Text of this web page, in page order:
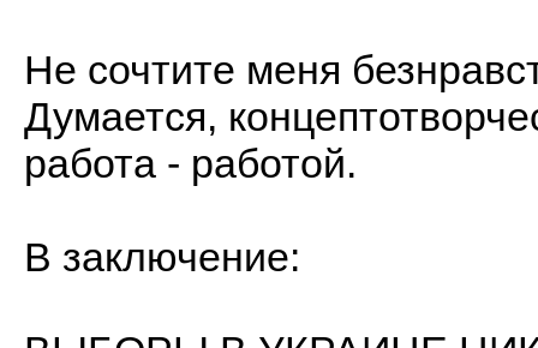
Не сочтите меня
Думается,
работа - работой.
В заключение: